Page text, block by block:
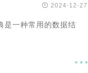
 2024-12-27
是一种常用的数据结
